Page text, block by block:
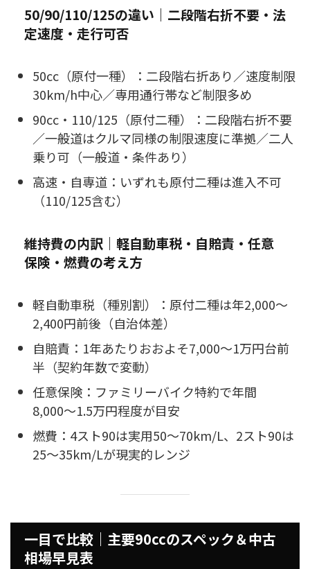
50/90/110/125の違い｜二段階右折不要・法
定速度・走行可否
50cc（原付一種）：二段階右折あり／速度制限
30km/h中心／専用通行帯など制限多め
90cc・110/125（原付二種）：二段階右折不要
／一般道はクルマ同様の制限速度に準拠／二人
乗り可（一般道・条件あり）
高速・自専道：いずれも原付二種は進入不可
（110/125含む）
維持費の内訳｜軽自動車税・自賠責・任意
保険・燃費の考え方
軽自動車税（種別割）：原付二種は年2,000〜
2,400円前後（自治体差）
自賠責：1年あたりおおよそ7,000〜1万円台前
半（契約年数で変動）
任意保険：ファミリーバイク特約で年間
8,000〜1.5万円程度が目安
燃費：4スト90は実用50〜70km/L、2スト90は
25〜35km/Lが現実的レンジ
一目で比較｜主要90ccのスペック＆中古
相場早見表